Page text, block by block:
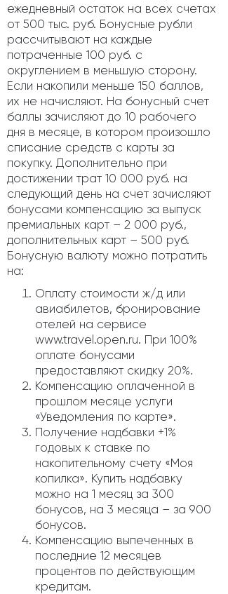
ежедневный остаток на всех счетах
от 500 тыс. руб. Бонусные рубли
рассчитывают на каждые
потраченные 100 руб. с
округлением в меньшую сторону.
Если накопили меньше 150 баллов,
их не начисляют. На бонусный счет
баллы зачисляют до 10 рабочего
дня в месяце, в котором произошло
списание средств с карты за
покупку. Дополнительно при
достижении трат 10 000 руб. на
следующий день на счет зачисляют
бонусами компенсацию за выпуск
премиальных карт – 2 000 руб.,
дополнительных карт – 500 руб.
Бонусную валюту можно потратить
на:
Оплату стоимости ж/д или
авиабилетов, бронирование
отелей на сервисе
www.travel.open.ru. При 100%
оплате бонусами
предоставляют скидку 20%.
Компенсацию оплаченной в
прошлом месяце услуги
«Уведомления по карте».
Получение надбавки +1%
годовых к ставке по
накопительному счету «Моя
копилка». Купить надбавку
можно на 1 месяц за 300
бонусов, на 3 месяца – за 900
бонусов.
Компенсацию выпеченных в
последние 12 месяцев
процентов по действующим
кредитам.